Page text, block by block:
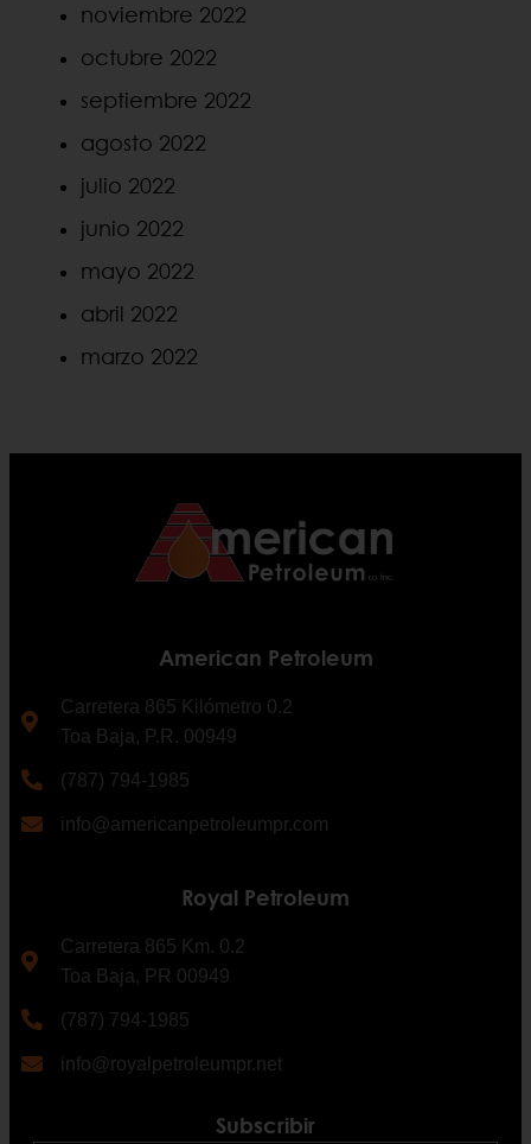
noviembre 2022
octubre 2022
septiembre 2022
agosto 2022
julio 2022
junio 2022
mayo 2022
abril 2022
marzo 2022
American Petroleum
Carretera 865 Kilómetro 0.2
Toa Baja, P.R. 00949
(787) 794-1985
info@americanpetroleumpr.com
Royal Petroleum
Carretera 865 Km. 0.2
Toa Baja, PR 00949
(787) 794-1985
info@royalpetroleumpr.net
Subscribir